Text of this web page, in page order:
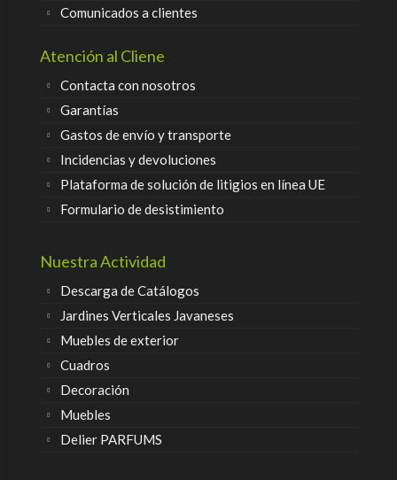
Comunicados a clientes
Atención al Cliene
Contacta con nosotros
Garantías
Gastos de envío y transporte
Incidencias y devoluciones
Plataforma de solución de litigios en línea UE
Formulario de desistimiento
Nuestra Actividad
Descarga de Catálogos
Jardines Verticales Javaneses
Muebles de exterior
Cuadros
Decoración
Muebles
Delier PARFUMS